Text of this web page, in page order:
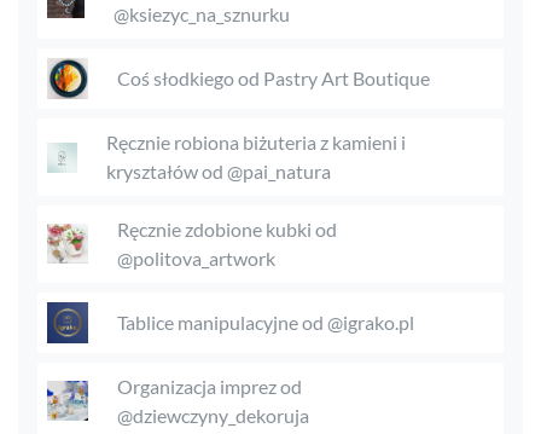
@ksiezyc_na_sznurku
Coś słodkiego od Pastry Art Boutique
Ręcznie robiona biżuteria z kamieni i
kryształów od @pai_natura
Ręcznie zdobione kubki od
@politova_artwork
Tablice manipulacyjne od @igrako.pl
Organizacja imprez od
@dziewczyny_dekoruja